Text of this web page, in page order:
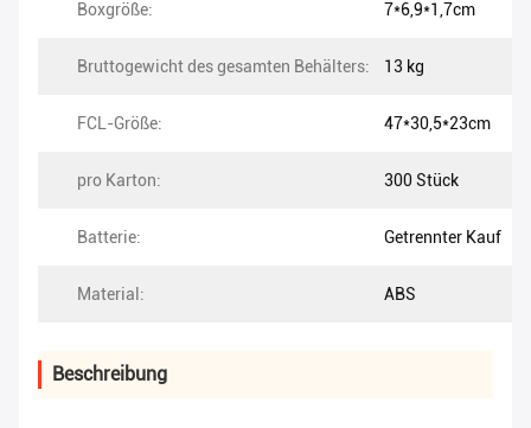
Boxgröße: 7*6,9*1,7cm
Bruttogewicht des gesamten Behälters: 13 kg
FCL-Größe: 47*30,5*23cm
pro Karton: 300 Stück
Batterie: Getrennter Kauf
Material: ABS
Beschreibung